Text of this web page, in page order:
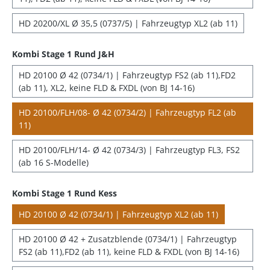
HD 20200/XL Ø 35,5 (0737/5) | Fahrzeugtyp XL2 (ab 11)
Kombi Stage 1 Rund J&H
HD 20100 Ø 42 (0734/1) | Fahrzeugtyp FS2 (ab 11),FD2
(ab 11), XL2, keine FLD & FXDL (von BJ 14-16)
HD 20100/FLH/08- Ø 42 (0734/2) | Fahrzeugtyp FL2 (ab
11)
HD 20100/FLH/14- Ø 42 (0734/3) | Fahrzeugtyp FL3, FS2
(ab 16 S-Modelle)
Kombi Stage 1 Rund Kess
HD 20100 Ø 42 (0734/1) | Fahrzeugtyp XL2 (ab 11)
HD 20100 Ø 42 + Zusatzblende (0734/1) | Fahrzeugtyp
FS2 (ab 11),FD2 (ab 11), keine FLD & FXDL (von BJ 14-16)